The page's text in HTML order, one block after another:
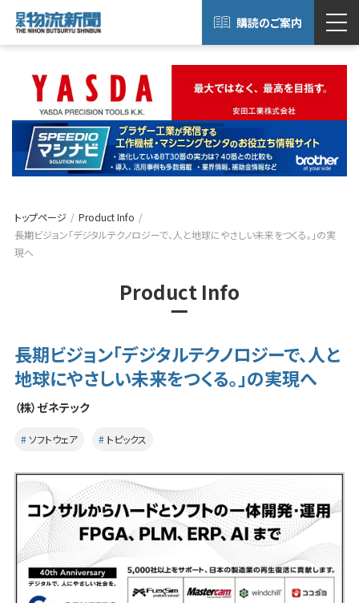
購読のご案内
トップページ
Product Info
長期ビジョン「デジタルテクノロジーで、人と地球にやさしい未来をつくる。」の実
現へ
Product Info
長期ビジョン「デジタルテクノロジーで、人と
地球にやさしい未来をつくる。」の実現へ
（株）ゼネテック
ソフトウェア トピックス